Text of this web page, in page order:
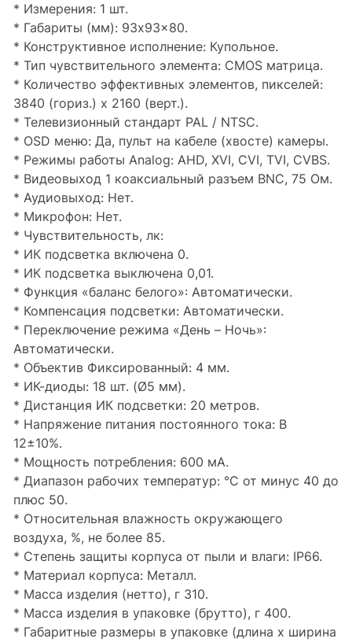
* Измерения: 1 шт.
* Габариты (мм): 93x93x80.
* Конструктивное исполнение: Купольное.
* Тип чувствительного элемента: CMOS матрица.
* Количество эффективных элементов, пикселей:
3840 (гориз.) х 2160 (верт.).
* Телевизионный стандарт PAL / NTSC.
* OSD меню: Да, пульт на кабеле (хвосте) камеры.
* Режимы работы Analog: AHD, XVI, CVI, TVI, CVBS.
* Видеовыход 1 коаксиальный разъем BNC, 75 Ом.
* Аудиовыход: Нет.
* Микрофон: Нет.
* Чувствительность, лк:
* ИК подсветка включена 0.
* ИК подсветка выключена 0,01.
* Функция «баланс белого»: Автоматически.
* Компенсация подсветки: Автоматически.
* Переключение режима «День – Ночь»:
Автоматически.
* Объектив Фиксированный: 4 мм.
* ИК-диоды: 18 шт. (Ø5 мм).
* Дистанция ИК подсветки: 20 метров.
* Напряжение питания постоянного тока: В
12±10%.
* Мощность потребления: 600 мА.
* Диапазон рабочих температур: °С от минус 40 до
плюс 50.
* Относительная влажность окружающего
воздуха, %, не более 85.
* Степень защиты корпуса от пыли и влаги: IP66.
* Материал корпуса: Металл.
* Масса изделия (нетто), г 310.
* Масса изделия в упаковке (брутто), г 400.
* Габаритные размеры в упаковке (длина х ширина